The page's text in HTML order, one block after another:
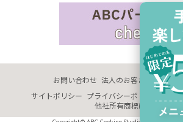
お問い合わせ 法人のお客さま 企業情報
サイトポリシー プライバシーポリシー サイ
他社所有商標に関する表示